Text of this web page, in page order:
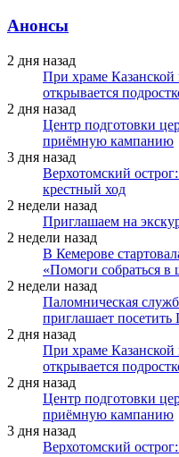
Анонсы
2 дня назад
При храме
открывается
2 дня назад
Центр подготовки
приёмную кампанию
3 дня назад
Верхотомский
крестный ход
2 недели назад
Приглашаем на
2 недели назад
В Кемерове
«Помоги собраться в
2 недели назад
Паломническая
приглашает посетить
2 дня назад
При храме
открывается
2 дня назад
Центр подготовки
приёмную кампанию
3 дня назад
Верхотомский